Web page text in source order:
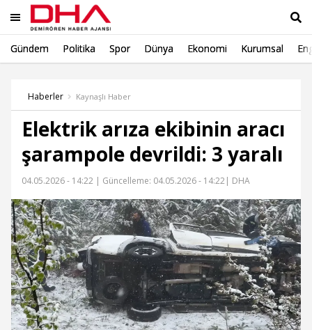
Gündem Politika Spor Dünya Ekonomi Kurumsal
Haberler Kaynaşlı Haber
Elektrik arıza ekibinin aracı
şarampole devrildi: 3 yaralı
04.05.2026 - 14:22 | Güncelleme: 04.05.2026 - 14:22| DHA